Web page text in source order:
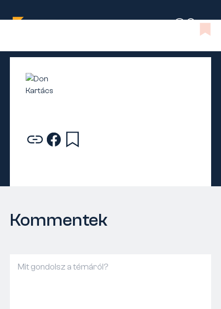
Kommentek